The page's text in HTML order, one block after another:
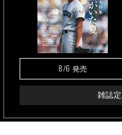
8/6 発売
雑誌